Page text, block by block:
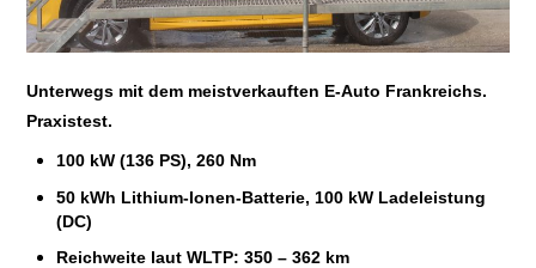
KONTAKT
Unterwegs mit dem meistverkauften E-Auto Frankreichs.
Praxistest.
100 kW (136 PS), 260 Nm
50 kWh Lithium-Ionen-Batterie, 100 kW Ladeleistung
(DC)
Reichweite laut WLTP: 350 – 362 km